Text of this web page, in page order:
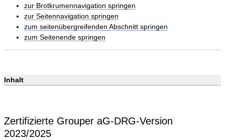
zur Brotkrumennavigation springen
zur Seitennavigation springen
zum seitenübergreifenden Abschnitt springen
zum Seitenende springen
Inhalt
Zertifizierte Grouper aG-DRG-Version
2023/2025